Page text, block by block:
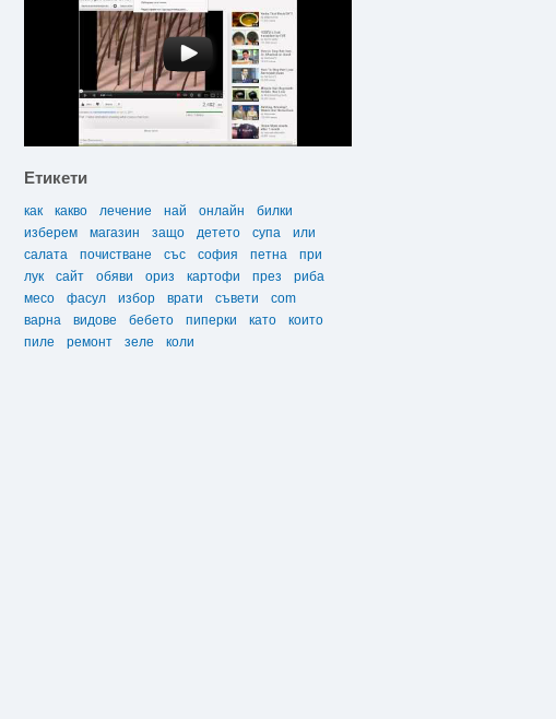
Етикети
как какво лечение най онлайн
билки
изберем
магазин защо детето супа
или
салата
почистване със софия петна
при
лук
сайт обяви ориз картофи през
риба
месо
фасул избор врати съвети
com
варна
видове бебето пиперки като
които
пиле
ремонт зеле коли